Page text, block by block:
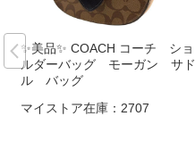
✨美品✨ COACH コーチ ショ
ルダーバッグ モーガン サド
ル バッグ
マイストア在庫： 2707